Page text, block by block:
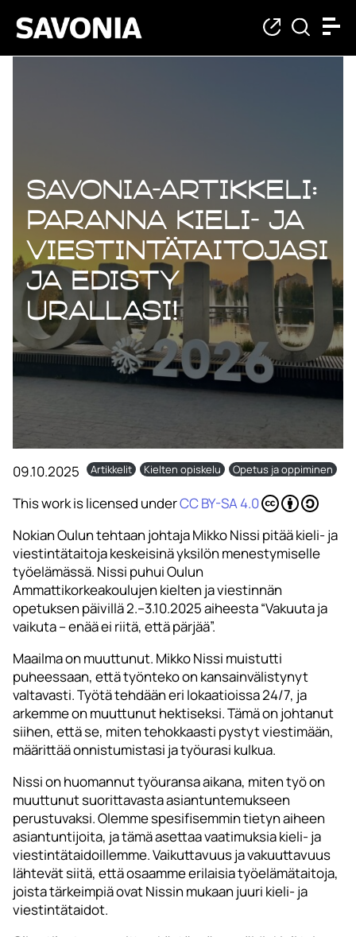
Savonia-artikkeli:
Paranna kieli- ja
viestintätaitojasi
ja edisty
urallasi!
09.10.2025 Artikkelit Kielten opiskelu Opetus ja oppiminen
This work is licensed underCC BY-SA 4.0
Nokian Oulun tehtaan johtaja Mikko Nissi pitää kieli- ja
viestintätaitoja keskeisinä yksilön menestymiselle
työelämässä. Nissi puhui Oulun
Ammattikorkeakoulujen kielten ja viestinnän
opetuksen päivillä 2.–3.10.2025 aiheesta “Vakuuta ja
vaikuta – enää ei riitä, että pärjää”.
Maailma on muuttunut. Mikko Nissi muistutti
puheessaan, että työnteko on kansainvälistynyt
valtavasti. Työtä tehdään eri lokaatioissa 24/7, ja
arkemme on muuttunut hektiseksi. Tämä on johtanut
siihen, että se, miten tehokkaasti pystyt viestimään,
määrittää onnistumistasi ja työurasi kulkua.
Nissi on huomannut työuransa aikana, miten työ on
muuttunut suorittavasta asiantuntemukseen
perustuvaksi. Olemme spesifisemmin tietyn aiheen
asiantuntijoita, ja tämä asettaa vaatimuksia kieli- ja
viestintätaidoillemme. Vaikuttavuus ja vakuuttavuus
lähtevät siitä, että osaamme erilaisia työelämätaitoja,
joista tärkeimpiä ovat Nissin mukaan juuri kieli- ja
viestintätaidot.